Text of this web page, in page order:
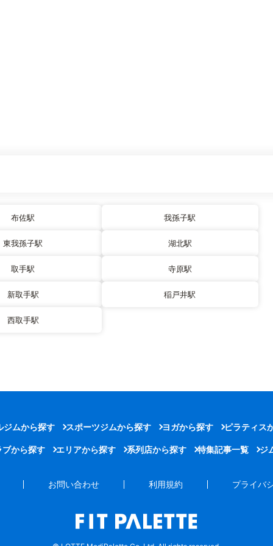
布佐駅 我孫子駅
東我孫子駅 湖北駅
取手駅 寺原駅
新取手駅 稲戸井駅
西取手駅
ジムから探す スポーツジムから探す ヨガから探す ピラティス
から探す エリアから探す 系列店から探す 特集記事一覧 ジ
お問い合わせ 利用規約 プライバ